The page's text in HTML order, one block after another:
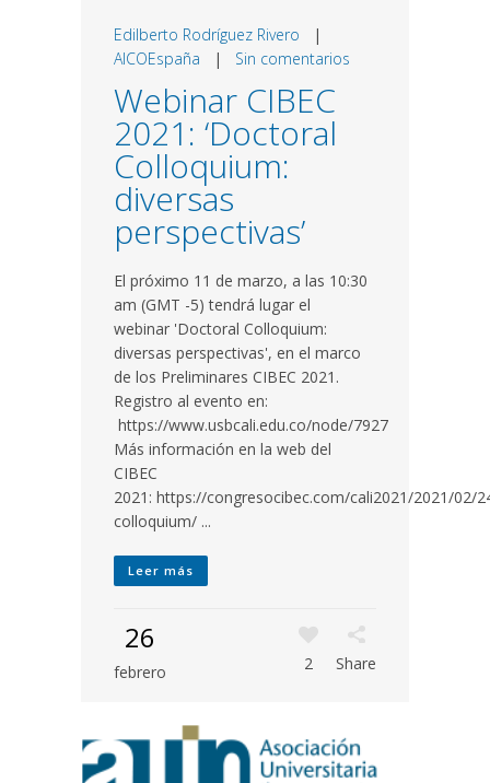
Edilberto Rodríguez Rivero |
AICOEspaña | Sin comentarios
Webinar CIBEC
2021: ‘Doctoral
Colloquium:
diversas
perspectivas’
El próximo 11 de marzo, a las 10:30
am (GMT -5) tendrá lugar el
webinar 'Doctoral Colloquium:
diversas perspectivas', en el marco
de los Preliminares CIBEC 2021.
Registro al evento en:
https://www.usbcali.edu.co/node/7927
Más información en la web del
CIBEC
2021: https://congresocibec.com/cali2021/2021/02/
colloquium/ ...
Leer más
26
febrero 2 Share